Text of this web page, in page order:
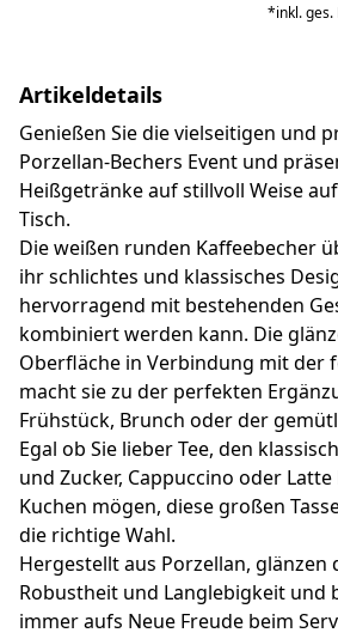
*inkl. ges.
Artikeldetails
Genießen Sie die vielseitigen und
Porzellan-Bechers Event und
Heißgetränke auf stillvoll Weise
Tisch.
Die weißen runden Kaffeebecher
ihr schlichtes und klassisches
hervorragend mit bestehenden
kombiniert werden kann. Die
Oberfläche in Verbindung mit der
macht sie zu der perfekten
Frühstück, Brunch oder der
Egal ob Sie lieber Tee, den
und Zucker, Cappuccino oder
Kuchen mögen, diese großen
die richtige Wahl.
Hergestellt aus Porzellan, glänzen
Robustheit und Langlebigkeit und
immer aufs Neue Freude beim